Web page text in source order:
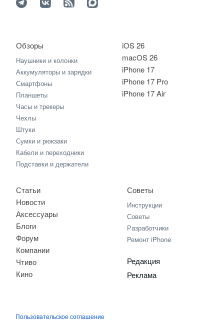
iOS 26
macOS 26
iPhone 17
iPhone 17 Pro
iPhone 17 Air
Обзоры
Наушники и колонки
Аккумуляторы и зарядки
Смартфоны
Планшеты
Часы и трекеры
Чехлы
Штуки
Сумки и рюкзаки
Кабели и переходники
Подставки и держатели
Статьи
Новости
Аксессуары
Блоги
Форум
Компании
Чтиво
Кино
Советы
Инструкции
Советы
Разработчики
Ремонт iPhone
Редакция
Реклама
Пользовательское соглашение